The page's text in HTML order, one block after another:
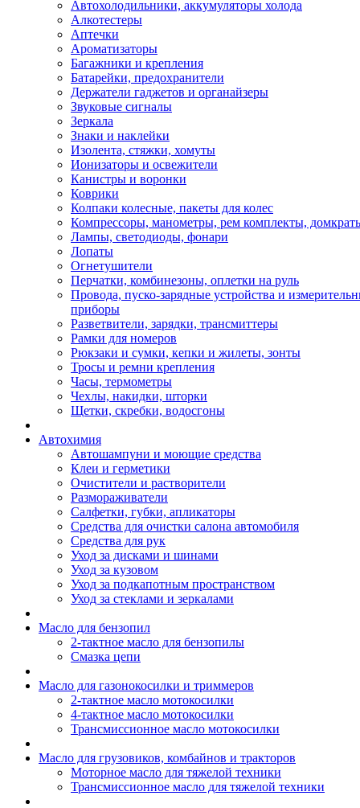
Автохолодильники, аккумуляторы холода
Алкотестеры
Аптечки
Ароматизаторы
Багажники и крепления
Батарейки, предохранители
Держатели гаджетов и органайзеры
Звуковые сигналы
Зеркала
Знаки и наклейки
Изолента, стяжки, хомуты
Ионизаторы и освежители
Канистры и воронки
Коврики
Колпаки колесные, пакеты для колес
Компрессоры, манометры, рем комплекты,
Лампы, светодиоды, фонари
Лопаты
Огнетушители
Перчатки, комбинезоны, оплетки на руль
Провода, пуско-зарядные устройства и
приборы
Разветвители, зарядки, трансмиттеры
Рамки для номеров
Рюкзаки и сумки, кепки и жилеты, зонты
Тросы и ремни крепления
Часы, термометры
Чехлы, накидки, шторки
Щетки, скребки, водосгоны
Автохимия
Автошампуни и моющие средства
Клеи и герметики
Очистители и растворители
Размораживатели
Салфетки, губки, апликаторы
Средства для очистки салона автомобиля
Средства для рук
Уход за дисками и шинами
Уход за кузовом
Уход за подкапотным пространством
Уход за стеклами и зеркалами
Масло для бензопил
2-тактное масло для бензопилы
Cмазка цепи
Масло для газонокосилки и триммеров
2-тактное масло мотокосилки
4-тактное масло мотокосилки
Трансмиссионное масло мотокосилки
Масло для грузовиков, комбайнов и тракторов
Моторное масло для тяжелой техники
Трансмиссионное масло для тяжелой техники